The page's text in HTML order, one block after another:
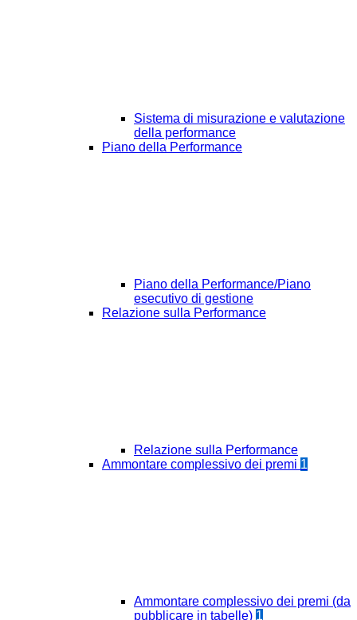
Sistema di misurazione e valutazione
della performance
Piano della Performance
Piano della Performance/Piano
esecutivo di gestione
Relazione sulla Performance
Relazione sulla Performance
Ammontare complessivo dei premi 1
Ammontare complessivo dei premi (da
pubblicare in tabelle) 1